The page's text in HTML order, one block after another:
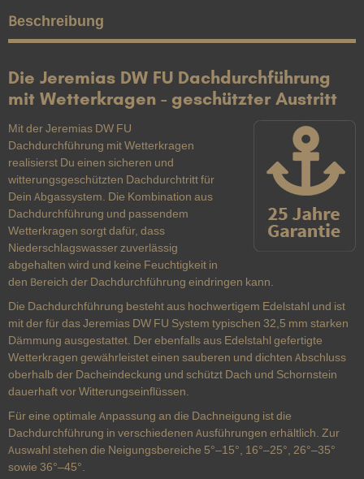
Beschreibung
Die Jeremias DW FU Dachdurchführung
mit Wetterkragen - geschützter Austritt
Mit der Jeremias DW FU
Dachdurchführung mit Wetterkragen
realisierst Du einen sicheren und
witterungsgeschützten Dachdurchtritt für
Dein Abgassystem. Die Kombination aus
Dachdurchführung und passendem
Wetterkragen sorgt dafür, dass
Niederschlagswasser zuverlässig
abgehalten wird und keine Feuchtigkeit in
den Bereich der Dachdurchführung eindringen kann.
Die Dachdurchführung besteht aus hochwertigem Edelstahl und ist
mit der für das Jeremias DW FU System typischen 32,5 mm starken
Dämmung ausgestattet. Der ebenfalls aus Edelstahl gefertigte
Wetterkragen gewährleistet einen sauberen und dichten Abschluss
oberhalb der Dacheindeckung und schützt Dach und Schornstein
dauerhaft vor Witterungseinflüssen.
Für eine optimale Anpassung an die Dachneigung ist die
Dachdurchführung in verschiedenen Ausführungen erhältlich. Zur
Auswahl stehen die Neigungsbereiche 5°–15°, 16°–25°, 26°–35°
sowie 36°–45°.